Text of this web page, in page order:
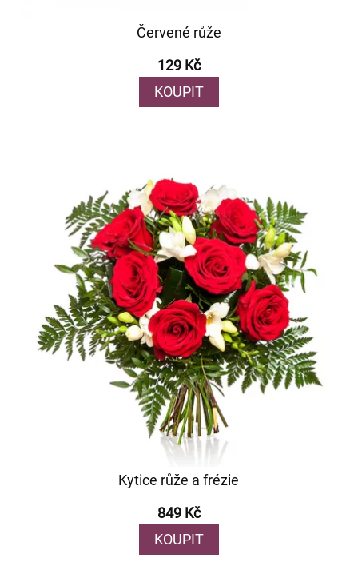
Červené růže
129 Kč
KOUPIT
Kytice růže a frézie
849 Kč
KOUPIT